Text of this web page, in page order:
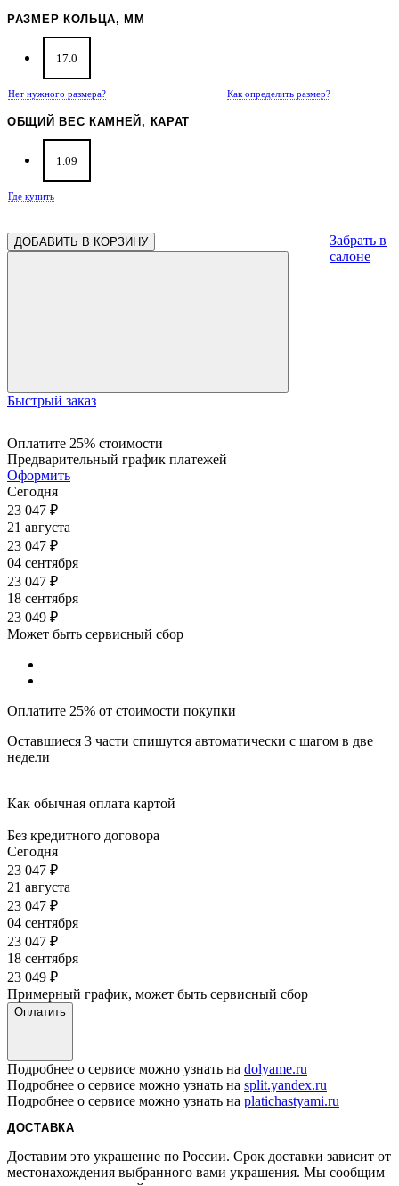
РАЗМЕР КОЛЬЦА, ММ
17.0
Нет нужного размера? Как определить размер?
ОБЩИЙ ВЕС КАМНЕЙ, КАРАТ
1.09
Где купить
ДОБАВИТЬ В КОРЗИНУ
Быстрый заказ
Забрать в
салоне
Оплатите 25% стоимости
Предварительный график платежей
Оформить
Сегодня
23 047 ₽
21 августа
23 047 ₽
04 сентября
23 047 ₽
18 сентября
23 049 ₽
Может быть сервисный сбор
Оплатите 25% от стоимости покупки
Оставшиеся 3 части спишутся автоматически с шагом в две
недели
Как обычная оплата картой
Без кредитного договора
Сегодня
23 047 ₽
21 августа
23 047 ₽
04 сентября
23 047 ₽
18 сентября
23 049 ₽
Примерный график, может быть сервисный сбор
Оплатить
Подробнее о сервисе можно узнать на dolyame.ru
Подробнее о сервисе можно узнать на split.yandex.ru
Подробнее о сервисе можно узнать на platichastyami.ru
ДОСТАВКА
Доставим это украшение по России. Срок доставки зависит от
местонахождения выбранного вами украшения. Мы сообщим